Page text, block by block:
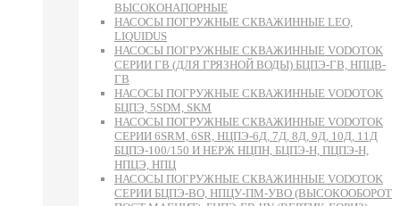
ВЫСОКОНАПОРНЫЕ
НАСОСЫ ПОГРУЖНЫЕ СКВАЖИННЫЕ LEO,
LIQUIDUS
НАСОСЫ ПОГРУЖНЫЕ СКВАЖИННЫЕ VODOTOK
СЕРИИ ГВ (ДЛЯ ГРЯЗНОЙ ВОДЫ) БЦПЭ-ГВ, НПЦВ-
ГВ
НАСОСЫ ПОГРУЖНЫЕ СКВАЖИННЫЕ VODOTOK
БЦПЭ, 5SDM, SKM
НАСОСЫ ПОГРУЖНЫЕ СКВАЖИННЫЕ VODOTOK
СЕРИИ 6SRM, 6SR, НЦПЭ-6Д, 7Д, 8Д, 9Д, 10Д, 11Д
БЦПЭ-100/150 И НЕРЖ НЦПН, БЦПЭ-Н, ПЦПЭ-Н,
НПЦЭ, НПЦ
НАСОСЫ ПОГРУЖНЫЕ СКВАЖИННЫЕ VODOTOK
СЕРИИ БЦПЭ-ВО, НПЦУ-ПМ-УВО (ВЫСОКООБОРОТ